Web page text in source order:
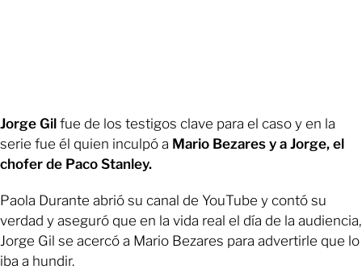
Jorge Gil fue de los testigos clave para el caso y en la
serie fue él quien inculpó a Mario Bezares y a Jorge, el
chofer de Paco Stanley.
Paola Durante abrió su canal de YouTube y contó su
verdad y aseguró que en la vida real el día de la audiencia,
Jorge Gil se acercó a Mario Bezares para advertirle que lo
iba a hundir.